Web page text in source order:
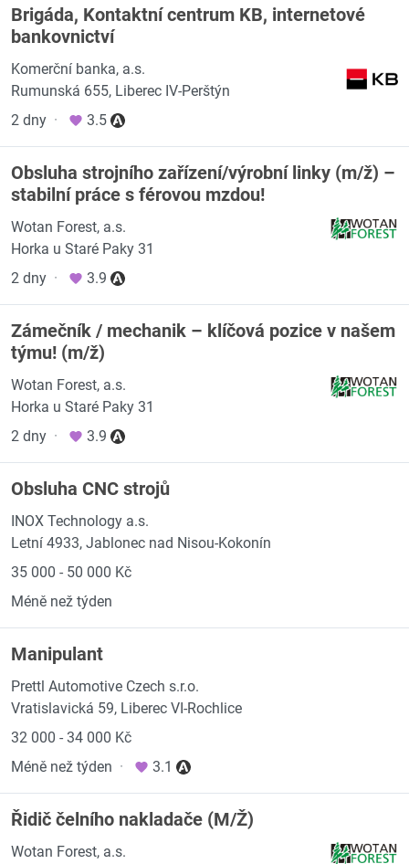
Brigáda, Kontaktní centrum KB, internetové
bankovnictví
Komerční banka, a.s.
Rumunská 655, Liberec IV-Perštýn
2 dny · 3.5
Obsluha strojního zařízení/výrobní linky (m/ž) –
stabilní práce s férovou mzdou!
Wotan Forest, a.s.
Horka u Staré Paky 31
2 dny · 3.9
Zámečník / mechanik – klíčová pozice v našem
týmu! (m/ž)
Wotan Forest, a.s.
Horka u Staré Paky 31
2 dny · 3.9
Obsluha CNC strojů
INOX Technology a.s.
Letní 4933, Jablonec nad Nisou-Kokonín
35 000 - 50 000 Kč
Méně než týden
Manipulant
Prettl Automotive Czech s.r.o.
Vratislavická 59, Liberec VI-Rochlice
32 000 - 34 000 Kč
Méně než týden · 3.1
Řidič čelního nakladače (M/Ž)
Wotan Forest, a.s.